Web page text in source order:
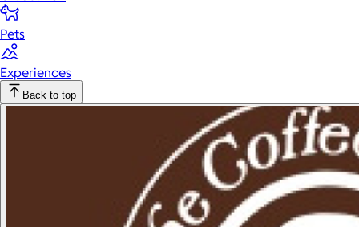
Pets
Experiences
Back to top